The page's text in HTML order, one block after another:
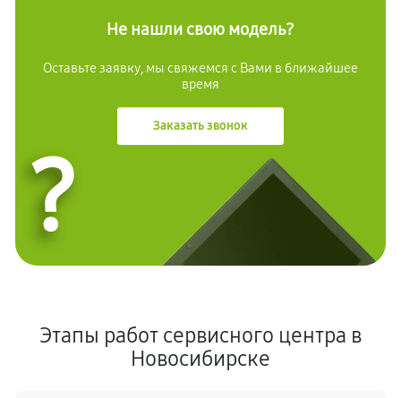
Не нашли свою модель?
Оставьте заявку, мы свяжемся с Вами в ближайшее
время
Заказать звонок
?
Этапы работ сервисного центра в
Новосибирске